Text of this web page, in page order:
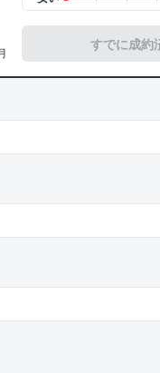
すでに成約